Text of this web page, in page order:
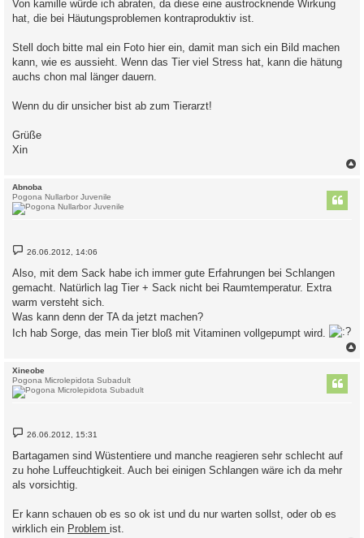
Von kamille würde ich abraten, da diese eine austrocknende Wirkung
hat, die bei Häutungsproblemen kontraproduktiv ist.
Stell doch bitte mal ein Foto hier ein, damit man sich ein Bild machen
kann, wie es aussieht. Wenn das Tier viel Stress hat, kann die hätung
auchs chon mal länger dauern.
Wenn du dir unsicher bist ab zum Tierarzt!
Grüße
Xin
Abnoba
Pogona Nullarbor Juvenile
B
e
t
r
g
26.06.2012, 14:06
Also, mit dem Sack habe ich immer gute Erfahrungen bei Schlangen
gemacht. Natürlich lag Tier + Sack nicht bei Raumtemperatur. Extra
warm versteht sich.
Was kann denn der TA da jetzt machen?
Ich hab Sorge, das mein Tier bloß mit Vitaminen vollgepumpt wird.
Xineobe
Pogona Microlepidota Subadult
B
e
t
g
26.06.2012, 15:31
Bartagamen sind Wüstentiere und manche reagieren sehr schlecht auf
zu hohe Luffeuchtigkeit. Auch bei einigen Schlangen wäre ich da mehr
als vorsichtig.
Er kann schauen ob es so ok ist und du nur warten sollst, oder ob es
wirklich ein Problem ist.